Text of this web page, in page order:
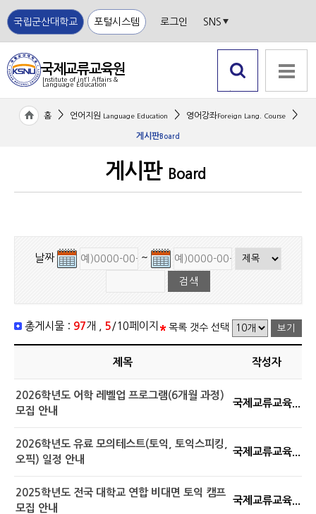
국립군산대학교 포털시스템 로그인 SNS
전체메뉴
군산
대학
국제교류교육원
Institute of int‘l Affairs &
Language Education
홈 > 언어지원 Language Education > 영어강좌Foreign Lang. Course >
게시판 Board
게시판 Board
날짜 ~
총게시물 : 97 개 , 5 /10페이지 목록 갯수 선택
제목 작성자
2026학년도 어학 레벨업 프로그램(6개월 과정)
모집 안내
국제교류교육...
2026학년도 유료 모의테스트(토익, 토익스피킹,
오픽) 일정 안내
국제교류교육...
2025학년도 전국 대학교 연합 비대면 토익 캠프
모집 안내
국제교류교육...